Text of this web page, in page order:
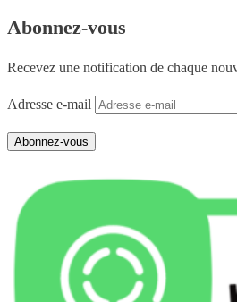
Abonnez-vous
Recevez une notification de chaque
Adresse e-mail
Abonnez-vous